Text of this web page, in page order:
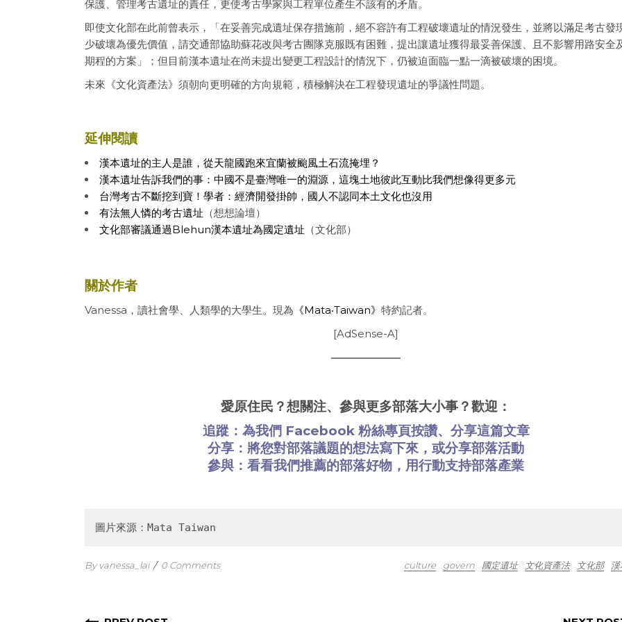
保護、管理考古遺址的責任，更使考古學家與工程單位產生不該有的矛盾。
即使文化部在此前曾表示，「在妥善完成遺址保存措施前，絕不容許有工程破壞遺址的情況發生，並將以滿足考古發
少破壞為優先價值，請交通部協助蘇花改與考古團隊克服既有困難，提出讓遺址獲得最妥善保護、且不影響用路安全
期程的方案」；但目前漢本遺址在尚未提出變更工程設計的情況下，仍被迫面臨一點一滴被破壞的困境。
未來《文化資產法》須朝向更明確的方向規範，積極解決在工程發現遺址的爭議性問題。
延伸閱讀
漢本遺址的主人是誰，從天龍國跑來宜蘭被颱風土石流掩埋？
漢本遺址告訴我們的事：中國不是臺灣唯一的淵源，這塊土地彼此互動比我們想像得更多元
台灣考古不斷挖到寶！學者：經濟開發掛帥，國人不認同本土文化也沒用
有法無人憐的考古遺址 （想想論壇）
文化部審議通過Blehun漢本遺址為國定遺址 （文化部）
關於作者
Vanessa， 讀社會學、人類學的大學生。現為 《Mata‧Taiwan》 特約記者。
[AdSense-A]
愛原住民？想關注、參與更多部落大小事？歡迎：
追蹤：為我們 Facebook 粉絲專頁按讚、分享這篇文章
分享：將您對部落議題的想法寫下來 ，或分享部落活動
參與：看看我們推薦的部落好物 ，用行動支持部落產業
圖片來源：Mata Taiwan
By vanessa_lai / 0 Comments culture govern 國定遺址 文化資產法 文化部